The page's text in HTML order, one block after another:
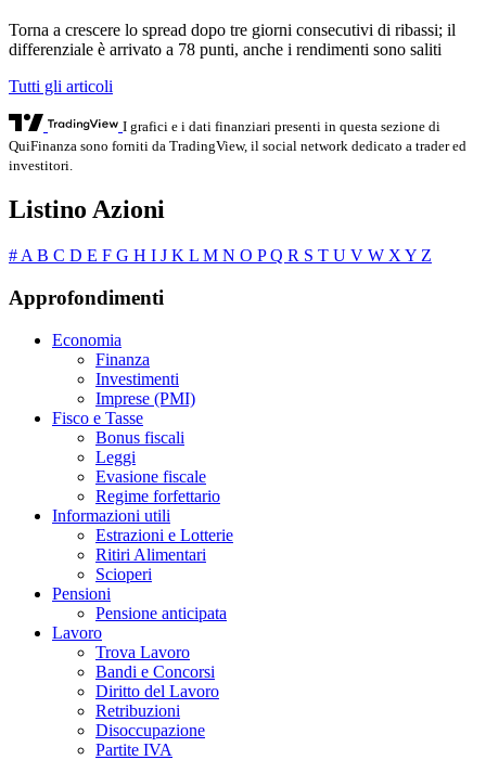
Torna a crescere lo spread dopo tre giorni consecutivi di ribassi; il
differenziale è arrivato a 78 punti, anche i rendimenti sono saliti
Tutti gli articoli
I grafici e i dati finanziari presenti in questa sezione di
QuiFinanza sono forniti da TradingView, il social network dedicato a trader ed
investitori.
Listino Azioni
# A B C D E F G H I J K L M N O PQ R S T U V W X Y Z
Approfondimenti
Economia
Finanza
Investimenti
Imprese (PMI)
Fisco e Tasse
Bonus fiscali
Leggi
Evasione fiscale
Regime forfettario
Informazioni utili
Estrazioni e Lotterie
Ritiri Alimentari
Scioperi
Pensioni
Pensione anticipata
Lavoro
Trova Lavoro
Bandi e Concorsi
Diritto del Lavoro
Retribuzioni
Disoccupazione
Partite IVA